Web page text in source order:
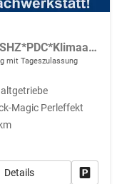
Selection 1.5 TSI Android Auto*SHZ*PDC*Klimaauto*SUNSET*LED
mit Tageszulassung
Magic Perleffekt
Details